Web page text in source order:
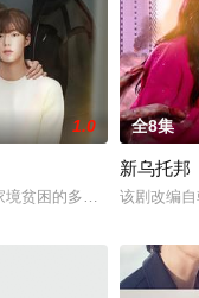
1.0
境贫困的多温，从小便爱
全8集
新乌托邦
该剧改编